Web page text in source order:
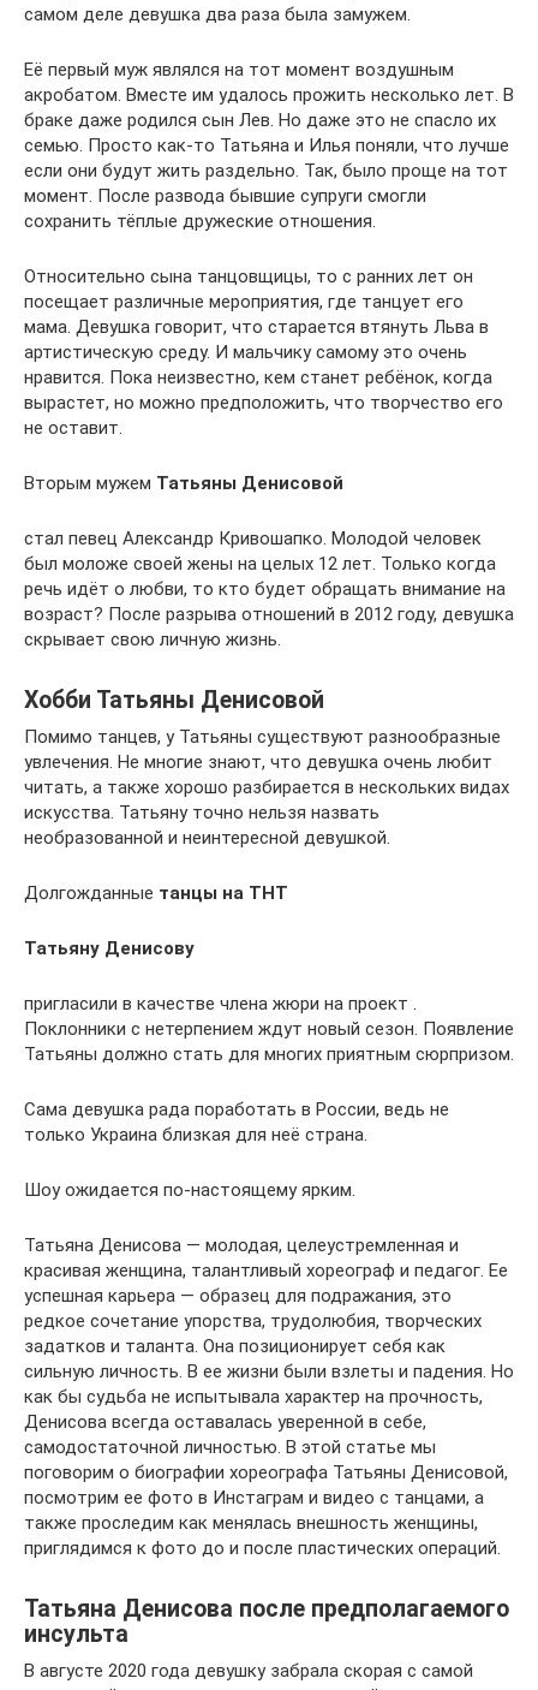
самом деле девушка два раза была замужем.
Её первый муж являлся на тот момент воздушным
акробатом. Вместе им удалось прожить несколько лет. В
браке даже родился сын Лев. Но даже это не спасло их
семью. Просто как-то Татьяна и Илья поняли, что лучше
если они будут жить раздельно. Так, было проще на тот
момент. После развода бывшие супруги смогли
сохранить тёплые дружеские отношения.
Относительно сына танцовщицы, то с ранних лет он
посещает различные мероприятия, где танцует его
мама. Девушка говорит, что старается втянуть Льва в
артистическую среду. И мальчику самому это очень
нравится. Пока неизвестно, кем станет ребёнок, когда
вырастет, но можно предположить, что творчество его
не оставит.
Вторым мужем Татьяны Денисовой
стал певец Александр Кривошапко. Молодой человек
был моложе своей жены на целых 12 лет. Только когда
речь идёт о любви, то кто будет обращать внимание на
возраст? После разрыва отношений в 2012 году, девушка
скрывает свою личную жизнь.
Хобби Татьяны Денисовой
Помимо танцев, у Татьяны существуют разнообразные
увлечения. Не многие знают, что девушка очень любит
читать, а также хорошо разбирается в нескольких видах
искусства. Татьяну точно нельзя назвать
необразованной и неинтересной девушкой.
Долгожданные танцы на ТНТ
Татьяну Денисову
пригласили в качестве члена жюри на проект .
Поклонники с нетерпением ждут новый сезон. Появление
Татьяны должно стать для многих приятным сюрпризом.
Сама девушка рада поработать в России, ведь не
только Украина близкая для неё страна.
Шоу ожидается по-настоящему ярким.
Татьяна Денисова — молодая, целеустремленная и
красивая женщина, талантливый хореограф и педагог. Ее
успешная карьера — образец для подражания, это
редкое сочетание упорства, трудолюбия, творческих
задатков и таланта. Она позиционирует себя как
сильную личность. В ее жизни были взлеты и падения. Но
как бы судьба не испытывала характер на прочность,
Денисова всегда оставалась уверенной в себе,
самодостаточной личностью. В этой статье мы
поговорим о биографии хореографа Татьяны Денисовой,
посмотрим ее фото в Инстаграм и видео с танцами, а
также проследим как менялась внешность женщины,
приглядимся к фото до и после пластических операций.
Татьяна Денисова после предполагаемого
инсульта
В августе 2020 года девушку забрала скорая с самой